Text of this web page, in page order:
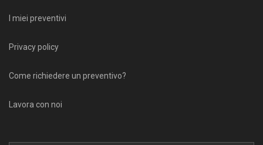
I miei preventivi
Privacy policy
Come richiedere un preventivo?
Lavora con noi